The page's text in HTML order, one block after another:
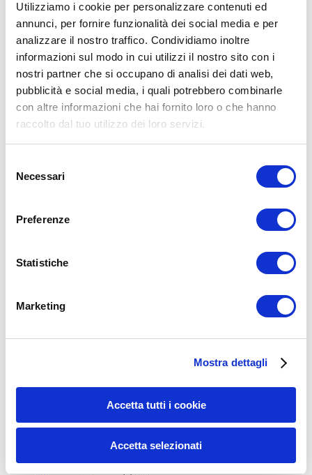
Utilizziamo i cookie per personalizzare contenuti ed
annunci, per fornire funzionalità dei social media e per
analizzare il nostro traffico. Condividiamo inoltre
informazioni sul modo in cui utilizzi il nostro sito con i
nostri partner che si occupano di analisi dei dati web,
pubblicità e social media, i quali potrebbero combinarle
con altre informazioni che hai fornito loro o che hanno
raccolto dal tuo utilizzo dei loro servizi.
delNecessari
Preferenze
Statistiche
Marketing
Mostra dettagli
Accetta tutti i cookie
Accetta selezionati
ALLENATI CON ME!
15WORKOUT
Allenamento aerobico(16)
Allenamento Donne(75)